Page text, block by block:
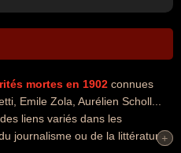
mortes en 1902 connues
Emile Zola, Aurélien Scholl...
liens variés dans les
journalisme ou de la littérature.
+
+